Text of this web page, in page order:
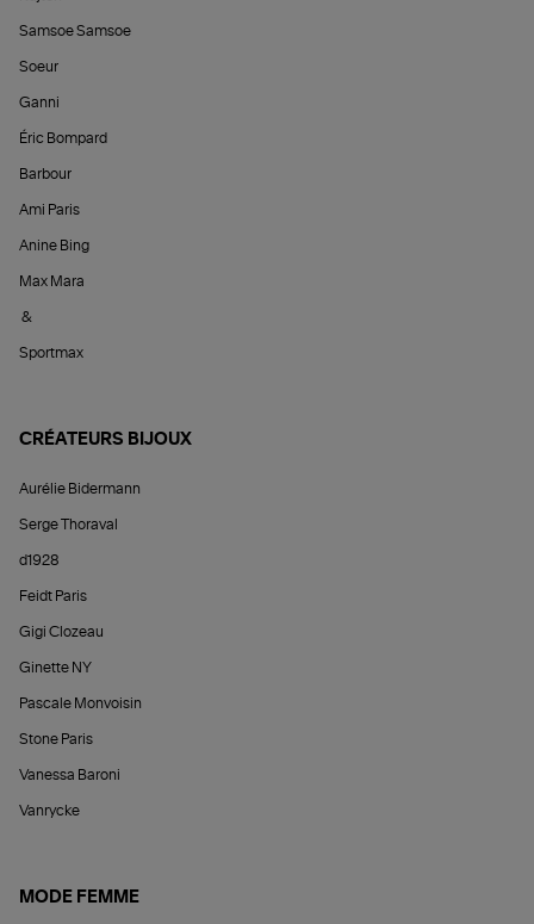
Samsoe Samsoe
Soeur
Ganni
Éric Bompard
Barbour
Ami Paris
Anine Bing
Max Mara
&
Sportmax
CRÉATEURS BIJOUX
Aurélie Bidermann
Serge Thoraval
d1928
Feidt Paris
Gigi Clozeau
Ginette NY
Pascale Monvoisin
Stone Paris
Vanessa Baroni
Vanrycke
MODE FEMME